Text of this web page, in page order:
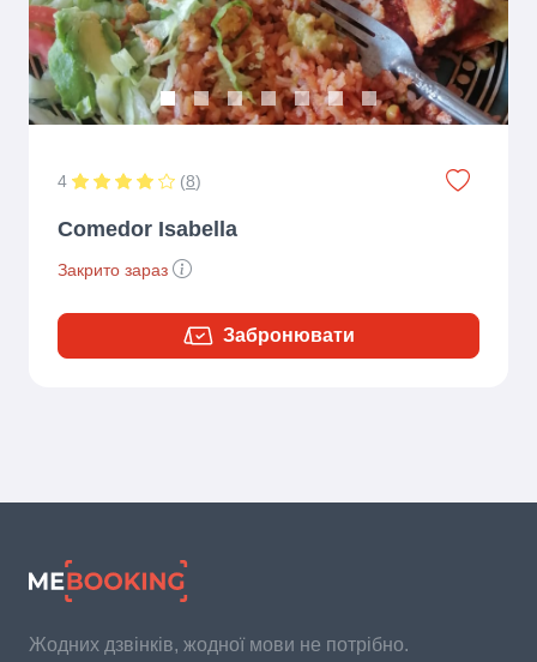
4 (8)
Comedor Isabella
Закрито зараз
Забронювати
Жодних дзвінків, жодної мови не потрібно.